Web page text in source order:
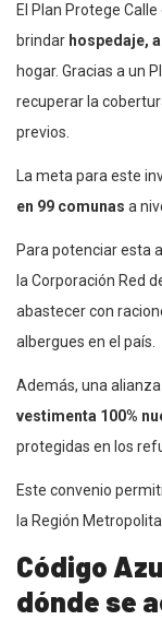
El Plan Protege
brindar hospedaje,
hogar. Gracias a un
recuperar la
previos.
La meta para este
en 99 comunas a
Para potenciar esta
la Corporación Red
abastecer con
albergues en el país.
Además, una
vestimenta 100%
protegidas en los
Este convenio
la Región
Código
dónde se